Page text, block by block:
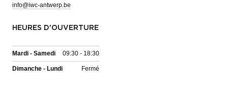
info@iwc-antwerp.be
HEURES D'OUVERTURE
Mardi - Samedi 09:30 - 18:30
Dimanche - Lundi Fermé